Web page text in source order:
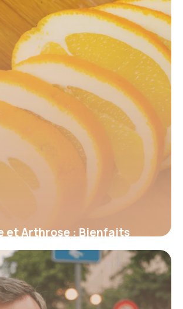
et Arthrose : Bienfaits